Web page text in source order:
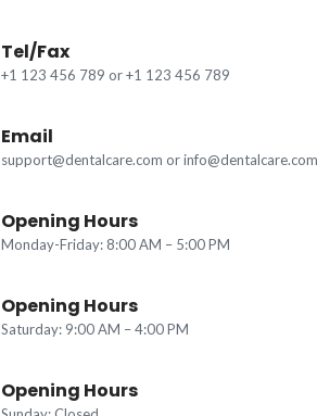
Tel/Fax
+1 123 456 789 or +1 123 456 789
Email
support@dentalcare.com or info@dentalcare.com
Opening Hours
Monday-Friday: 8:00 AM – 5:00 PM
Opening Hours
Saturday: 9:00 AM – 4:00 PM
Opening Hours